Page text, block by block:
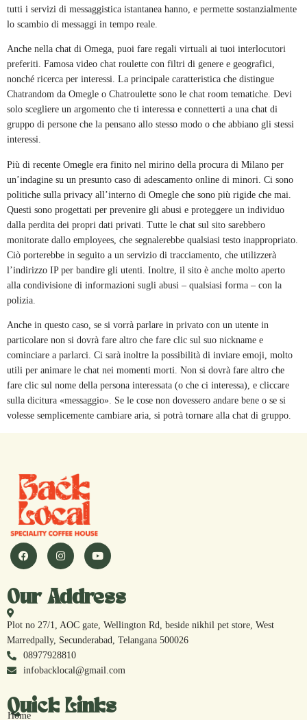
tutti i servizi di messaggistica istantanea hanno, e permette sostanzialmente
lo scambio di messaggi in tempo reale.
Anche nella chat di Omega, puoi fare regali virtuali ai tuoi interlocutori
preferiti. Famosa video chat roulette con filtri di genere e geografici,
nonché ricerca per interessi. La principale caratteristica che distingue
Chatrandom da Omegle o Chatroulette sono le chat room tematiche. Devi
solo scegliere un argomento che ti interessa e connetterti a una chat di
gruppo di persone che la pensano allo stesso modo o che abbiano gli stessi
interessi.
Più di recente Omegle era finito nel mirino della procura di Milano per
un’indagine su un presunto caso di adescamento online di minori. Ci sono
politiche sulla privacy all’interno di Omegle che sono più rigide che mai.
Questi sono progettati per prevenire gli abusi e proteggere un individuo
dalla perdita dei propri dati privati. Tutte le chat sul sito sarebbero
monitorate dallo employees, che segnalerebbe qualsiasi testo inappropriato.
Ciò porterebbe in seguito a un servizio di tracciamento, che utilizzerà
l’indirizzo IP per bandire gli utenti. Inoltre, il sito è anche molto aperto
alla condivisione di informazioni sugli abusi – qualsiasi forma – con la
polizia.
Anche in questo caso, se si vorrà parlare in privato con un utente in
particolare non si dovrà fare altro che fare clic sul suo nickname e
cominciare a parlarci. Ci sarà inoltre la possibilità di inviare emoji, molto
utili per animare le chat nei momenti morti. Non si dovrà fare altro che
fare clic sul nome della persona interessata (o che ci interessa), e cliccare
sulla dicitura «messaggio». Se le cose non dovessero andare bene o se si
volesse semplicemente cambiare aria, si potrà tornare alla chat di gruppo.
Our Address
Plot no 27/1, AOC gate, Wellington Rd, beside nikhil pet store, West
Marredpally, Secunderabad, Telangana 500026
08977928810
infobacklocal@gmail.com
Quick Links
Home